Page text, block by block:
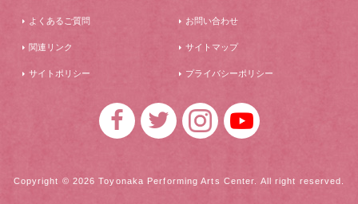
よくあるご質問 お問い合わせ
関連リンク サイトマップ
サイトポリシー プライバシーポリシー
Copyright © 2026 Toyonaka Performing Arts Center. All right reserved.